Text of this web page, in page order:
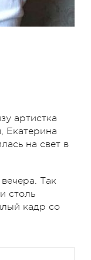
артистка
Екатерина
на свет в
Так
столь
кадр со